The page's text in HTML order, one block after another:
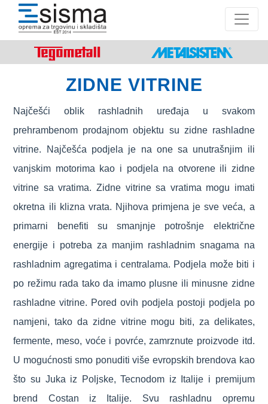
ZIDNE VITRINE
Najčešći oblik rashladnih uređaja u svakom
prehrambenom prodajnom objektu su zidne rashladne
vitrine. Najčešća podjela je na one sa unutrašnjim ili
vanjskim motorima kao i podjela na otvorene ili zidne
vitrine sa vratima. Zidne vitrine sa vratima mogu imati
okretna ili klizna vrata. Njihova primjena je sve veća, a
primarni benefiti su smanjnje potrošnje električne
energije i potreba za manjim rashladnim snagama na
rashladnim agregatima i centralama. Podjela može biti i
po režimu rada tako da imamo plusne ili minusne zidne
rashladne vitrine. Pored ovih podjela postoji podjela po
namjeni, tako da zidne vitrine mogu biti, za delikates,
fermente, meso, voće i povrće, zamrznute proizvode itd.
U mogućnosti smo ponuditi više evropskih brendova kao
što su Juka iz Poljske, Tecnodom iz Italije i premijum
brend Costan iz Italije. Svu rashladnu opremu